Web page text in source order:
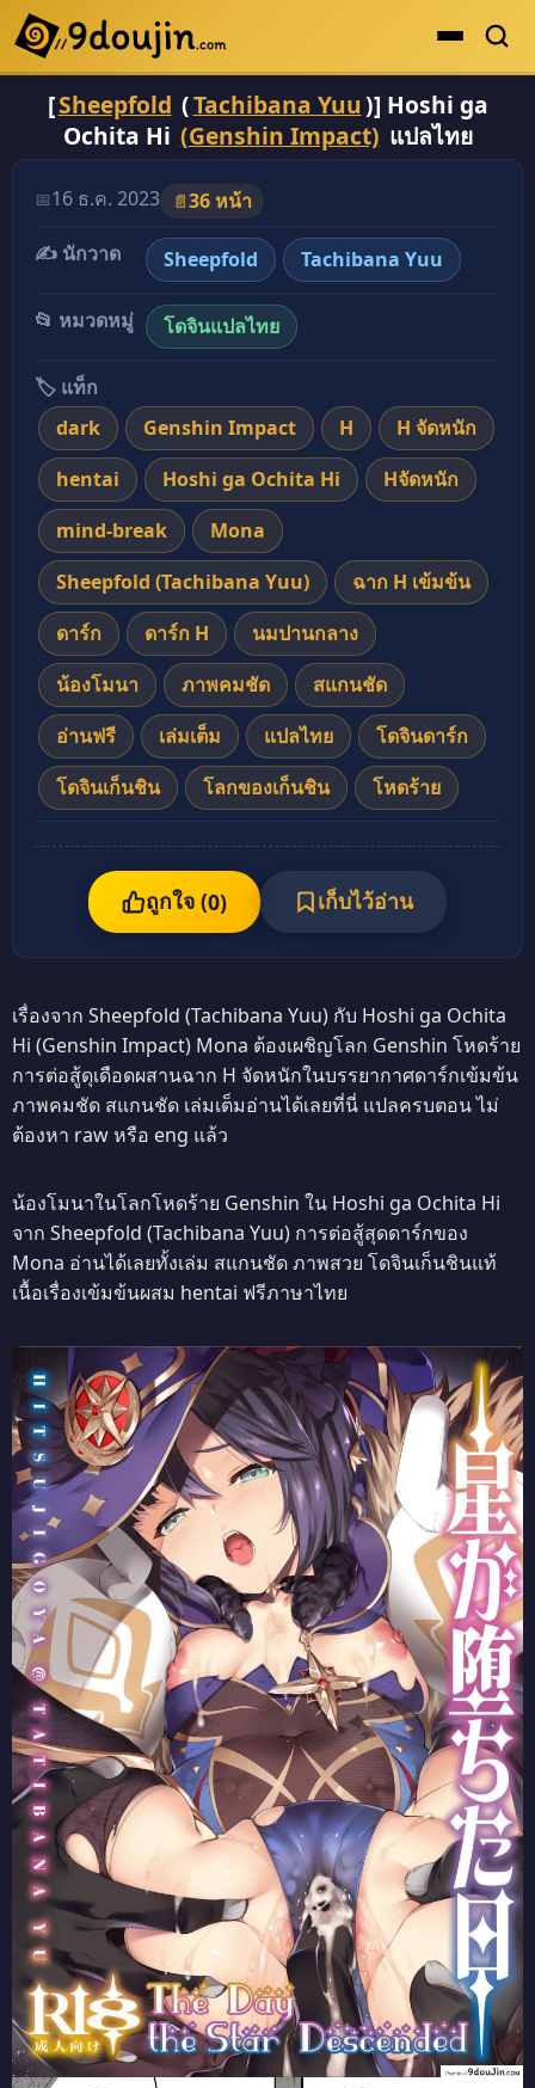
ดูเยอะสุด
คะแนนเยอะสุด
โดจินรูปสี
ระดับตำนาน
ยอดนิยม
เรื่องที่เก็บไว้
[Sheepfold (Tachibana Yuu)] Hoshi ga
Ochita Hi (Genshin Impact) แปลไทย
📅16 ธ.ค. 2023 📄36 หน้า
✍️ นักวาด
Sheepfold Tachibana Yuu
📂 หมวดหมู่ โดจินแปลไทย
🏷️ แท็ก
dark
Genshin Impact H
H จัดหนัก
hentai
Hoshi ga Ochita Hi
Hจัดหนัก
mind-break
Mona
Sheepfold (Tachibana Yuu)
ฉาก H เข้มข้น
ดาร์ก
ดาร์ก H
นมปานกลาง
น้องโมนา
ภาพคมชัด
สแกนชัด
อ่านฟรี
เล่มเต็ม แปลไทย
โดจินดาร์ก
โดจินเก็นชิน
โลกของเก็นชิน โหดร้าย
ถูกใจ (0) เก็บไว้อ่าน
เรื่องจาก Sheepfold (Tachibana Yuu) กับ Hoshi ga Ochita
Hi (Genshin Impact) Mona ต้องเผชิญโลก Genshin โหดร้าย
การต่อสู้ดุเดือดผสานฉาก H จัดหนักในบรรยากาศดาร์กเข้มข้น
ภาพคมชัด สแกนชัด เล่มเต็มอ่านได้เลยที่นี่ แปลครบตอน ไม่
ต้องหา raw หรือ eng แล้ว
น้องโมนาในโลกโหดร้าย Genshin ใน Hoshi ga Ochita Hi
จาก Sheepfold (Tachibana Yuu) การต่อสู้สุดดาร์กของ
Mona อ่านได้เลยทั้งเล่ม สแกนชัด ภาพสวย โดจินเก็นชินแท้
เนื้อเรื่องเข้มข้นผสม hentai ฟรีภาษาไทย